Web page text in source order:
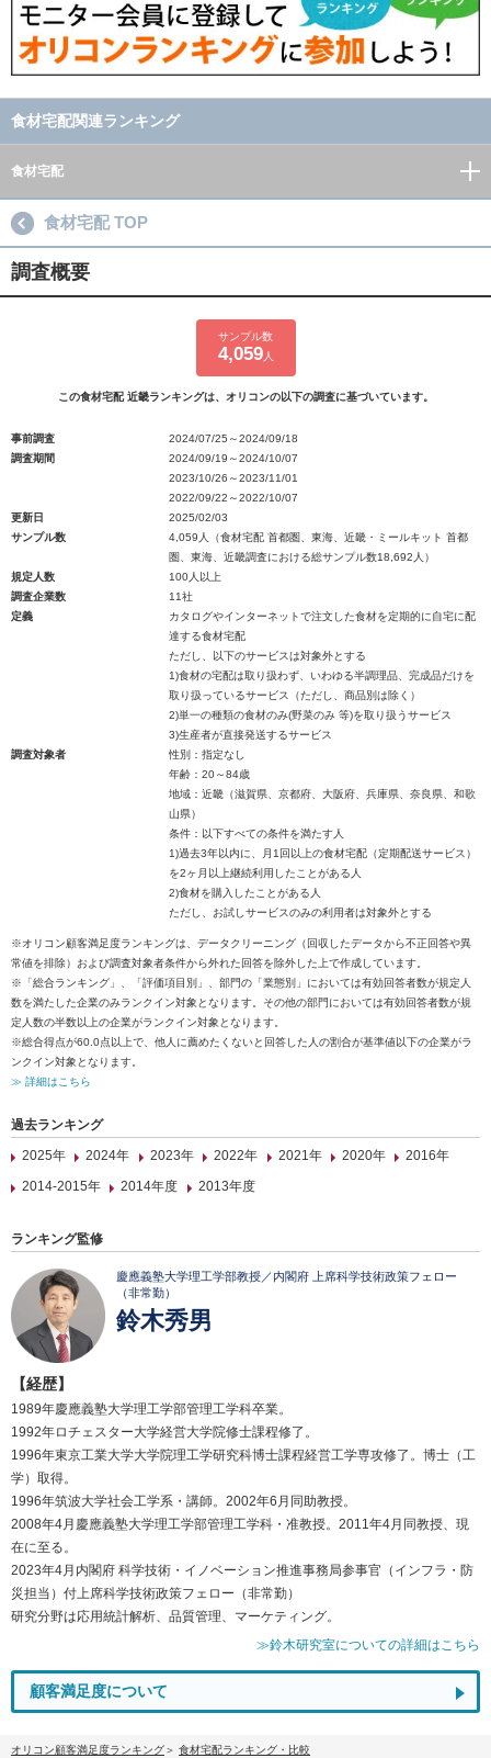
食材宅配関連ランキング
食材宅配
食材宅配 TOP
調査概要
サンプル数
4,059人
この食材宅配 近畿ランキングは、オリコンの以下の調査に基づいています。
事前調査
2024/07/25～2024/09/18
調査期間
2024/09/19～2024/10/07
2023/10/26～2023/11/01
2022/09/22～2022/10/07
更新日
2025/02/03
サンプル数
4,059人（食材宅配 首都圏、東海、近畿・ミールキット 首都
圏、東海、近畿調査における総サンプル数18,692人）
規定人数
100人以上
調査企業数
11社
定義
カタログやインターネットで注文した食材を定期的に自宅に配
達する食材宅配
ただし、以下のサービスは対象外とする
1)食材の宅配は取り扱わず、いわゆる半調理品、完成品だけを
取り扱っているサービス（ただし、商品別は除く）
2)単一の種類の食材のみ(野菜のみ 等)を取り扱うサービス
3)生産者が直接発送するサービス
調査対象者
性別：指定なし
年齢：20～84歳
地域：近畿（滋賀県、京都府、大阪府、兵庫県、奈良県、和歌
山県）
条件：以下すべての条件を満たす人
1)過去3年以内に、月1回以上の食材宅配（定期配送サービス）
を2ヶ月以上継続利用したことがある人
2)食材を購入したことがある人
ただし、お試しサービスのみの利用者は対象外とする
※オリコン顧客満足度ランキングは、データクリーニング（回収したデータから不正回答や異
常値を排除）および調査対象者条件から外れた回答を除外した上で作成しています。
※「総合ランキング」、「評価項目別」、部門の「業態別」においては有効回答者数が規定人
数を満たした企業のみランクイン対象となります。その他の部門においては有効回答者数が規
定人数の半数以上の企業がランクイン対象となります。
※総合得点が60.0点以上で、他人に薦めたくないと回答した人の割合が基準値以下の企業がラ
ンクイン対象となります。
≫ 詳細はこちら
過去ランキング
2025年
2024年 2023年 2022年 2021年 2020年
2016年
2014-2015年
2014年度 2013年度
ランキング監修
慶應義塾大学理工学部教授／内閣府 上席科学技術政策フェロー
（非常勤）
鈴木秀男
【経歴】
1989年慶應義塾大学理工学部管理工学科卒業。
1992年ロチェスター大学経営大学院修士課程修了。
1996年東京工業大学大学院理工学研究科博士課程経営工学専攻修了。博士（工
学）取得。
1996年筑波大学社会工学系・講師。2002年6月同助教授。
2008年4月慶應義塾大学理工学部管理工学科・准教授。2011年4月同教授、現
在に至る。
2023年4月内閣府 科学技術・イノベーション推進事務局参事官（インフラ・防
災担当）付上席科学技術政策フェロー（非常勤）
研究分野は応用統計解析、品質管理、マーケティング。
≫鈴木研究室についての詳細はこちら
顧客満足度について
オリコン顧客満足度ランキング
食材宅配ランキング・比較